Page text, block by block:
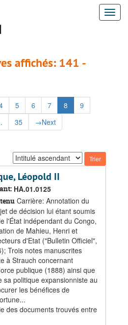
affichés: 141 -
5 6 7 8
9
35 →Next
Trier
par:
Léopold II
HA.01.0125
Carrière: Annotation du
de décision lui étant soumis
l'État indépendant du Congo,
de Mahieu, Henri et
d'Etat ("Bulletin Officiel",
Trois notes manuscrites
à Strauch concernant
publique (1888) ainsi que
sa politique expansionniste au
les bénéfices de
des documents trouvés entre